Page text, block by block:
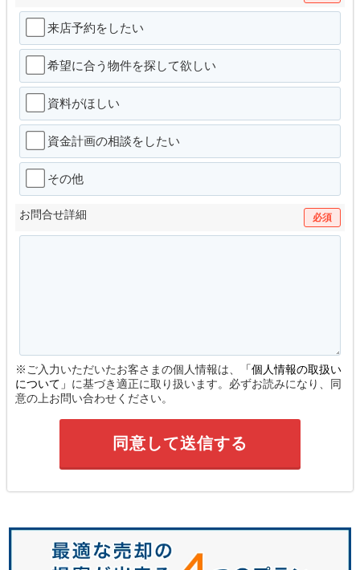
来店予約をしたい
希望に合う物件を探して欲しい
資料がほしい
資金計画の相談をしたい
その他
お問合せ詳細 必須
※ご入力いただいたお客さまの個人情報は、
「個人情報の取扱い
について」 に基づき適正に取り扱います。必ずお読みになり、同
意の上お問い合わせください。